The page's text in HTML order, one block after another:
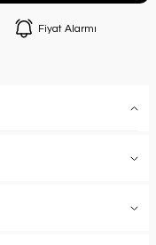
Fiyat Alarmı